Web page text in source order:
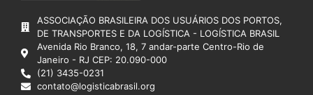
ASSOCIAÇÃO BRASILEIRA DOS USUÁRIOS DOS PORTOS,
DE TRANSPORTES E DA LOGÍSTICA - LOGÍSTICA BRASIL
Avenida Rio Branco, 18, 7 andar-parte Centro-Rio de
Janeiro - RJ CEP: 20.090-000
(21) 3435-0231
contato@logisticabrasil.org